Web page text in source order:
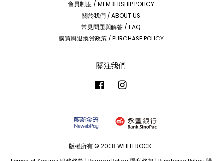
會員制度 / MEMBERSHIP POLICY
關於我們 / ABOUT US
常見問題與解答 / FAQ
購買與退換貨政策 / PURCHASE POLICY
關注我們
Facebook
版權所有 © 2008 WHITEROCK.